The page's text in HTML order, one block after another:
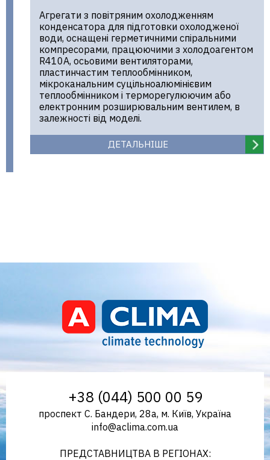
Агрегати з повітряним охолодженням
конденсатора для підготовки охолодженої
води, оснащені герметичними спіральними
компресорами, працюючими з холодоагентом
R410A, осьовими вентиляторами,
пластинчастим теплообмінником,
мікроканальним суцільноалюмінієвим
теплообмінником і терморегулюючим або
електронним розширювальним вентилем, в
залежності від моделі.
ДЕТАЛЬНІШЕ
+38 (044) 500 00 59
проспект С. Бандери, 28а, м. Київ, Україна
info@aclima.com.ua
ПРЕДСТАВНИЦТВА В РЕГІОНАХ: